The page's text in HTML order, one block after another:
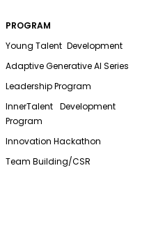
PROGRAM
Young Talent Development
Adaptive Generative AI Series
Leadership Program
InnerTalent Development
Program
Innovation Hackathon
Team Building/CSR